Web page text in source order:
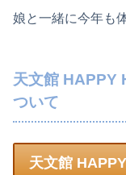
娘と一緒に今年も
天文館 HAPPY
ついて
天文館